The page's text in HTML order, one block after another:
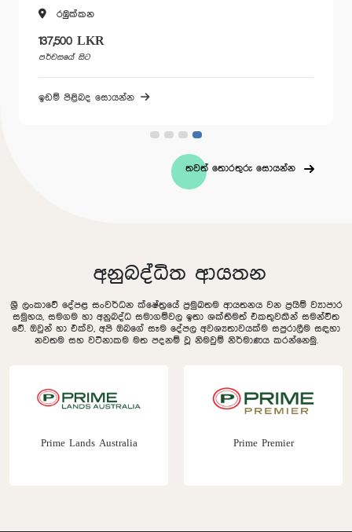
රඹුක්කන
137,500 LKR
පර්චසයේ සිට
ඉඩම් පිළිබද සොයන්න
තවත් තොරතුරු සොයන්න
අනුබද්ධිත ආයතන
ශ්‍රී ලංකාවේ දේපළ සංවර්ධන ක්ෂේත්‍රයේ ප්‍රමුඛතම ආයතනය වන ප්‍රයිම් ව්‍යාපාර
සමුහය, සමගම හා අනුබද්ධ සමාගම්වල ඉතා ශක්තිමත් එකතුවකින් සමන්විත
වේ. ඔවුන් හා එක්ව, අපි ඔබගේ සෑම දේපල අවශ්‍යතාවයක්ම සපුරාලීම සඳහා
නවතම සහ වටිනාකම මත පදනම් වූ නිමවුම් නිර්මාණය කරන්නෙමු.
Prime Lands Australia Prime Premier